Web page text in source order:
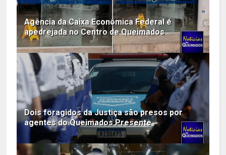
Agência da Caixa Econômica Federal é
apedrejada no Centro de Queimados
Dois foragidos da Justiça são presos por
agentes do Queimados Presente